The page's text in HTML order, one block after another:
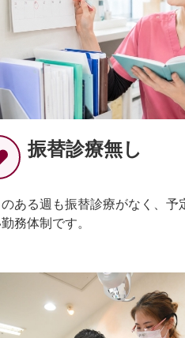
振替診療無し
ある週も振替診療がなく、予
務体制です。